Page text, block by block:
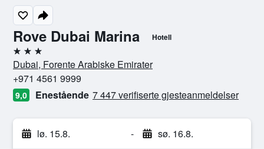
Rove Dubai Marina Hotell
3 stjerner
Dubai, Forente Arabiske Emirater
+971 4561 9999
9,0 Enestående 7 447 verifiserte gjesteanmeldelser
lø. 15.8. - sø. 16.8.